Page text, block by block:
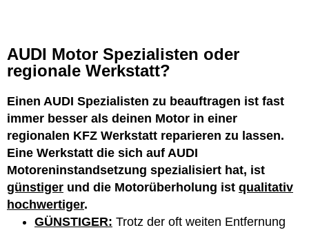
AUDI Motor Spezialisten oder
regionale Werkstatt?
Einen AUDI Spezialisten zu beauftragen ist fast
immer besser als deinen Motor in einer
regionalen KFZ Werkstatt reparieren zu lassen.
Eine Werkstatt die sich auf AUDI
Motoreninstandsetzung spezialisiert hat, ist
günstiger und die Motorüberholung ist qualitativ
hochwertiger.
GÜNSTIGER: Trotz der oft weiten Entfernung